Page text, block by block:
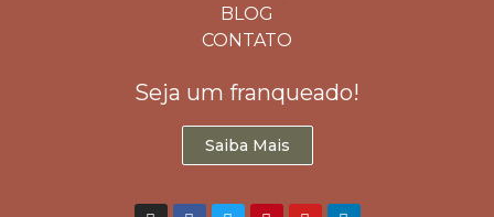
BLOG
CONTATO
Seja um franqueado!
Saiba Mais